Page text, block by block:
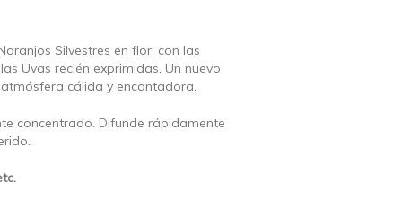
Silvestres en flor, con las
Uvas recién exprimidas. Un nuevo
cálida y encantadora.
concentrado. Difunde rápidamente